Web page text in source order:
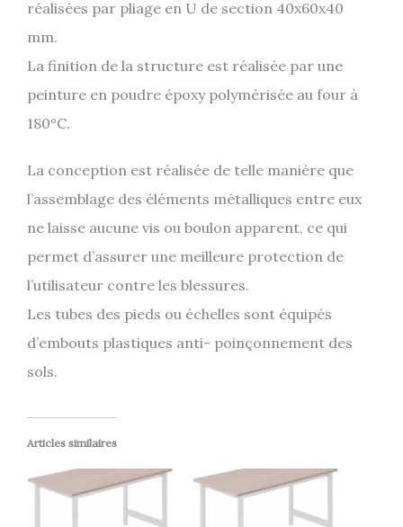
réalisées par pliage en U de section 40x60x40
mm.
La finition de la structure est réalisée par une
peinture en poudre époxy polymérisée au four à
180°C.
La conception est réalisée de telle manière que
l’assemblage des éléments métalliques entre eux
ne laisse aucune vis ou boulon apparent, ce qui
permet d’assurer une meilleure protection de
l’utilisateur contre les blessures.
Les tubes des pieds ou échelles sont équipés
d’embouts plastiques anti- poinçonnement des
sols.
Articles similaires